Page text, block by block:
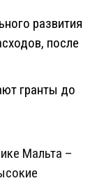
развития
после
гранты до
Мальта –